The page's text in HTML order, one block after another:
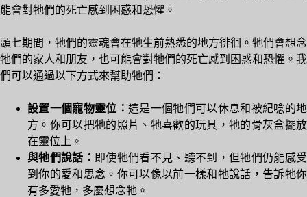
能會對牠們的死亡感到困惑和恐懼。
頭七期間，牠們的靈魂會在牠生前熟悉的地方徘徊。牠們會想念
牠們的家人和朋友，也可能會對牠們的死亡感到困惑和恐懼。我
們可以通過以下方式來幫助牠們：
設置一個寵物靈位： 這是一個牠們可以休息和被紀唸的地
方。你可以把牠的照片、牠喜歡的玩具，牠的骨灰盒擺放
在靈位上。
與牠們說話： 即使牠們看不見、聽不到，但牠們仍能感受
到你的愛和思念。你可以像以前一樣和牠說話，告訴牠你
有多愛牠，多麼想念牠。